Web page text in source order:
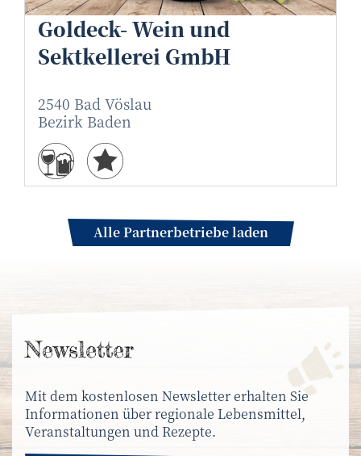
©Goldeck - Wein und Sektkellerei
Goldeck- Wein und
Sektkellerei GmbH
2540 Bad Vöslau
Bezirk Baden
Alle Partnerbetriebe laden
News­letter
Mit dem kostenlosen Newsletter erhalten Sie
Informationen über regionale Lebensmittel,
Veranstaltungen und Rezepte.